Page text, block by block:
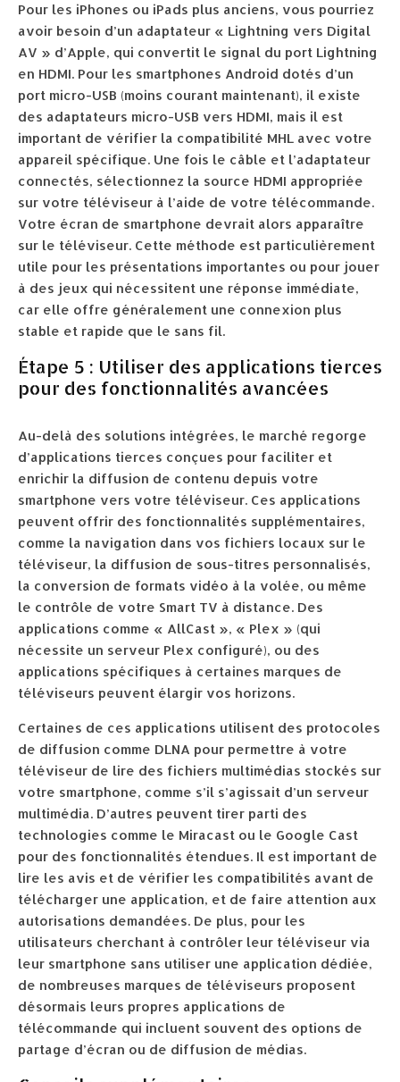
Pour les iPhones ou iPads plus anciens, vous pourriez
avoir besoin d’un adaptateur « Lightning vers Digital
AV » d’Apple, qui convertit le signal du port Lightning
en HDMI. Pour les smartphones Android dotés d’un
port micro-USB (moins courant maintenant), il existe
des adaptateurs micro-USB vers HDMI, mais il est
important de vérifier la compatibilité MHL avec votre
appareil spécifique. Une fois le câble et l’adaptateur
connectés, sélectionnez la source HDMI appropriée
sur votre téléviseur à l’aide de votre télécommande.
Votre écran de smartphone devrait alors apparaître
sur le téléviseur. Cette méthode est particulièrement
utile pour les présentations importantes ou pour jouer
à des jeux qui nécessitent une réponse immédiate,
car elle offre généralement une connexion plus
stable et rapide que le sans fil.
Étape 5 : Utiliser des applications tierces
pour des fonctionnalités avancées
Au-delà des solutions intégrées, le marché regorge
d’applications tierces conçues pour faciliter et
enrichir la diffusion de contenu depuis votre
smartphone vers votre téléviseur. Ces applications
peuvent offrir des fonctionnalités supplémentaires,
comme la navigation dans vos fichiers locaux sur le
téléviseur, la diffusion de sous-titres personnalisés,
la conversion de formats vidéo à la volée, ou même
le contrôle de votre Smart TV à distance. Des
applications comme « AllCast », « Plex » (qui
nécessite un serveur Plex configuré), ou des
applications spécifiques à certaines marques de
téléviseurs peuvent élargir vos horizons.
Certaines de ces applications utilisent des protocoles
de diffusion comme DLNA pour permettre à votre
téléviseur de lire des fichiers multimédias stockés sur
votre smartphone, comme s’il s’agissait d’un serveur
multimédia. D’autres peuvent tirer parti des
technologies comme le Miracast ou le Google Cast
pour des fonctionnalités étendues. Il est important de
lire les avis et de vérifier les compatibilités avant de
télécharger une application, et de faire attention aux
autorisations demandées. De plus, pour les
utilisateurs cherchant à contrôler leur téléviseur via
leur smartphone sans utiliser une application dédiée,
de nombreuses marques de téléviseurs proposent
désormais leurs propres applications de
télécommande qui incluent souvent des options de
partage d’écran ou de diffusion de médias.